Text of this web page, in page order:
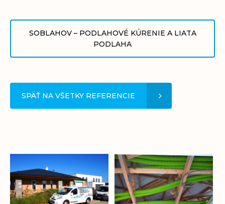
SOBLAHOV – PODLAHOVÉ KÚRENIE A LIATA
PODLAHA
SPÄŤ NA VŠETKY REFERENCIE